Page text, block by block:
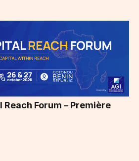
Reach Forum – Première